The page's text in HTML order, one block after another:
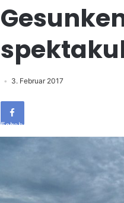
3. Februar 2017
Facebook